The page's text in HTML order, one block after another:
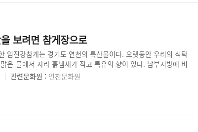
보려면 참게장으로
임진강참게는 경기도 연천의 특산물이다. 오랫동안 우리의 식탁
은 물에서 자라 흙냄새가 적고 특유의 향이 있다. 남부지방에 비
비를 일찍 한다. 이는 먹이를 영양분으로 비축하는 시기가 빨라
댐까지 약 50~60km 구간이 연천 임진강 어업지역이다.
관련문화원 : 연천문화원